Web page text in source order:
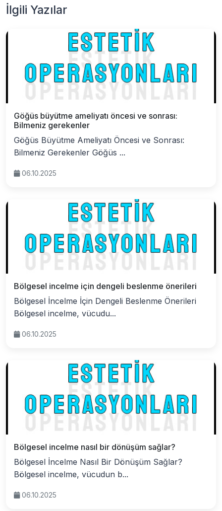
İlgili Yazılar
Göğüs büyütme ameliyatı öncesi ve sonrası:
Bilmeniz gerekenler
Göğüs Büyütme Ameliyatı Öncesi ve Sonrası:
Bilmeniz Gerekenler Göğüs ...
06.10.2025
Bölgesel incelme için dengeli beslenme önerileri
Bölgesel İncelme İçin Dengeli Beslenme Önerileri
Bölgesel incelme, vücudu...
06.10.2025
Bölgesel incelme nasıl bir dönüşüm sağlar?
Bölgesel İncelme Nasıl Bir Dönüşüm Sağlar?
Bölgesel incelme, vücudun b...
06.10.2025